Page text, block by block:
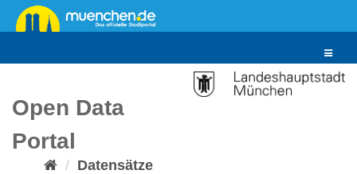
Überspringen
zum
Toggle
Open Data
Portal
Datensätze